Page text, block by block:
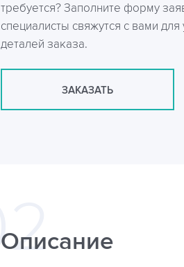
требуется? Заполните форму
специалисты свяжутся с вами для
деталей заказа.
ЗАКАЗАТЬ
Описание